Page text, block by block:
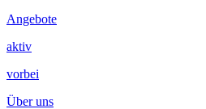
Angebote
aktiv
vorbei
Über uns